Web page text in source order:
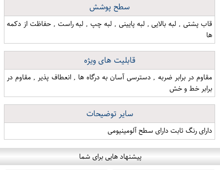
سطح پوشش
قاب پشتی , لبه بالایی , لبه پایینی , لبه چپ , لبه راست , حفاظت از دکمه
ها
قابلیت های ویژه
مقاوم در برابر ضربه , دسترسی آسان به درگاه ها , انعطاف پذیر , مقاوم در
برابر خط و خش
سایر توضیحات
دارای رنگ ثابت دارای سطح آلومینیومی
پیشنهاد هایی برای شما